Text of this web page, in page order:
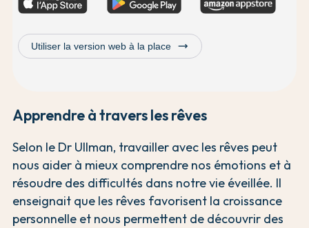
Utiliser la version web à la place trending_flat
Apprendre à travers les rêves
Selon le Dr Ullman, travailler avec les rêves peut
nous aider à mieux comprendre nos émotions et à
résoudre des difficultés dans notre vie éveillée. Il
enseignait que les rêves favorisent la croissance
personnelle et nous permettent de découvrir des